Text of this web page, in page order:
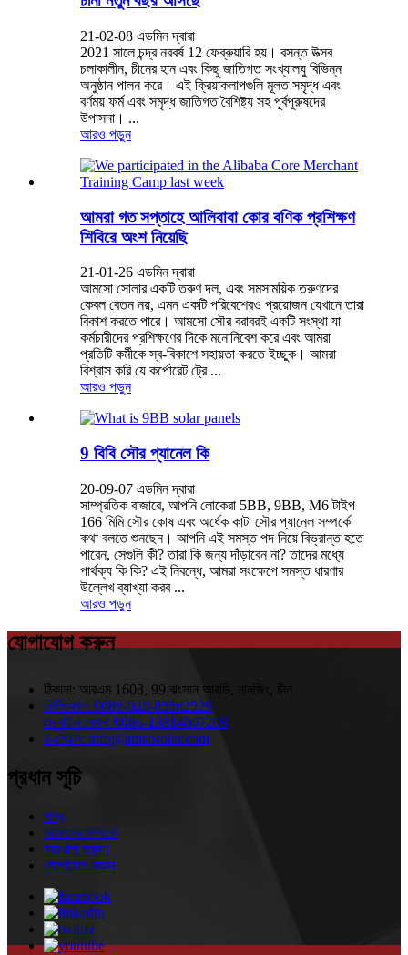
21-02-08 এডমিন দ্বারা
2021 সালে চন্দ্র নববর্ষ 12 ফেব্রুয়ারি হয়। বসন্ত উত্সব
চলাকালীন, চীনের হান এবং কিছু জাতিগত সংখ্যালঘু বিভিন্ন
অনুষ্ঠান পালন করে। এই ক্রিয়াকলাপগুলি মূলত সমৃদ্ধ এবং
বর্ণময় ফর্ম এবং সমৃদ্ধ জাতিগত বৈশিষ্ট্য সহ পূর্বপুরুষদের
উপাসনা। ...
আরও পড়ুন
আমরা গত সপ্তাহে আলিবাবা কোর বণিক প্রশিক্ষণ
শিবিরে অংশ নিয়েছি
21-01-26 এডমিন দ্বারা
আমসো সোলার একটি তরুণ দল, এবং সমসাময়িক তরুণদের
কেবল বেতন নয়, এমন একটি পরিবেশেরও প্রয়োজন যেখানে তারা
বিকাশ করতে পারে। আমসো সৌর বরাবরই একটি সংস্থা যা
কর্মচারীদের প্রশিক্ষণের দিকে মনোনিবেশ করে এবং আমরা
প্রতিটি কর্মীকে স্ব-বিকাশে সহায়তা করতে ইচ্ছুক। আমরা
বিশ্বাস করি যে কর্পোরেট ট্রে ...
আরও পড়ুন
9 বিবি সৌর প্যানেল কি
20-09-07 এডমিন দ্বারা
সাম্প্রতিক বাজারে, আপনি লোকেরা 5BB, 9BB, M6 টাইপ
166 মিমি সৌর কোষ এবং অর্ধেক কাটা সৌর প্যানেল সম্পর্কে
কথা বলতে শুনছেন। আপনি এই সমস্ত পদ নিয়ে বিভ্রান্ত হতে
পারেন, সেগুলি কী? তারা কি জন্য দাঁড়াবেন না? তাদের মধ্যে
পার্থক্য কি কি? এই নিবন্ধে, আমরা সংক্ষেপে সমস্ত ধারণার
উল্লেখ ব্যাখ্যা করব ...
আরও পড়ুন
যোগাযোগ করুন
ঠিকানা: আরএম 1603, 99 ঝংসান আরডি, নানজিং, চীন
টেলিফোন: 0086-025-85562529
মোবাইল ফোন: 0086-13814007208
ই-মেইল: info@amsosolar.com
প্রধান সূচি
পণ্য
আমাদের সম্পর্কে
কারখানা ভ্রমণ
যোগাযোগ করুন